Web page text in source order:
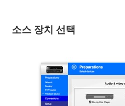
소스 장치 선택